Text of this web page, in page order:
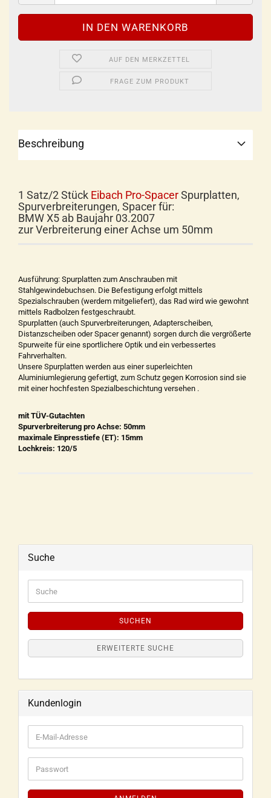
AUF DEN MERKZETTEL
FRAGE ZUM PRODUKT
Beschreibung
1 Satz/2 Stück Eibach Pro-SpacerSpurplatten,
Spurverbreiterungen, Spacer für:
BMW X5 ab Baujahr 03.2007
zur Verbreiterung einer Achse um 50mm
Ausführung: Spurplatten zum Anschrauben mit
Stahlgewindebuchsen. Die Befestigung erfolgt mittels
Spezialschrauben (werdem mitgeliefert), das Rad wird wie gewohnt
mittels Radbolzen festgeschraubt.
Spurplatten (auch Spurverbreiterungen, Adapterscheiben,
Distanzscheiben oder Spacer genannt) sorgen durch die vergrößerte
Spurweite für eine sportlichere Optik und ein verbessertes
Fahrverhalten.
Unsere Spurplatten werden aus einer superleichten
Aluminiumlegierung gefertigt, zum Schutz gegen Korrosion sind sie
mit einer hochfesten Spezialbeschichtung versehen .
mit TÜV-Gutachten
Spurverbreiterung pro Achse: 50mm
maximale Einpresstiefe (ET): 15mm
Lochkreis: 120/5
Suche
SUCHEN
ERWEITERTE SUCHE
Kundenlogin